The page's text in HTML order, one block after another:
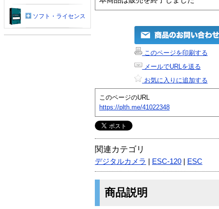
このページを印刷する
メールでURLを送る
お気に入りに追加する
このページのURL
https://plth.me/41022348
関連カテゴリ
デジタルカメラ ESC-120 ESC
商品説明
ソフト・ライセンス